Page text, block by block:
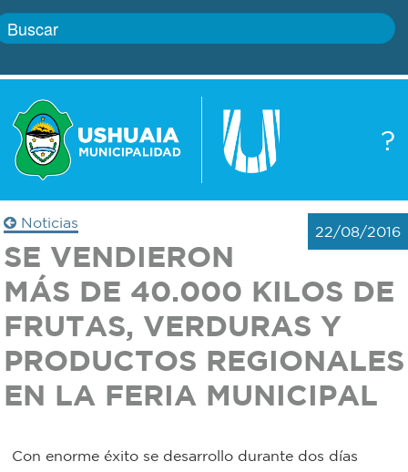
?
Boletín
Defensa
civil
Zoonosis
Gobierno
Trámites
Transparencia
Actualidad
Correo
Personal
Noticias
22/08/2016
SE VENDIERON
MÁS DE 40.000 KILOS DE
FRUTAS, VERDURAS Y
PRODUCTOS REGIONALES
EN LA FERIA MUNICIPAL
Con enorme éxito se desarrollo durante dos días